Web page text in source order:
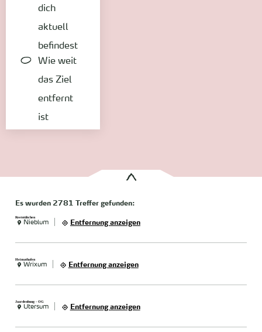
dich
aktuell
befindest
Wie weit
das Ziel
entfernt
ist
Es wurden 2781 Treffergefunden:
Reetstübchen
Nieblum Entfernung anzeigen
Heimathafen
Wrixum Entfernung anzeigen
Jaardenhuug - OG
Utersum Entfernung anzeigen